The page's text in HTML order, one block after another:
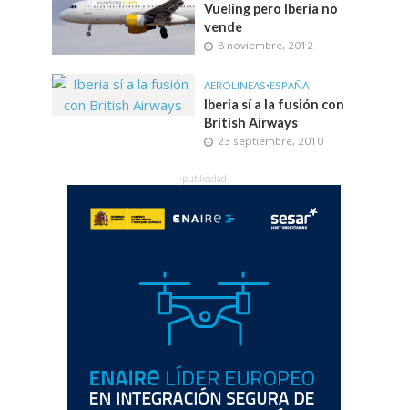
Vueling pero Iberia no
vende
8 noviembre, 2012
AEROLINEAS•ESPAÑA
Iberia sí a la fusión con
British Airways
23 septiembre, 2010